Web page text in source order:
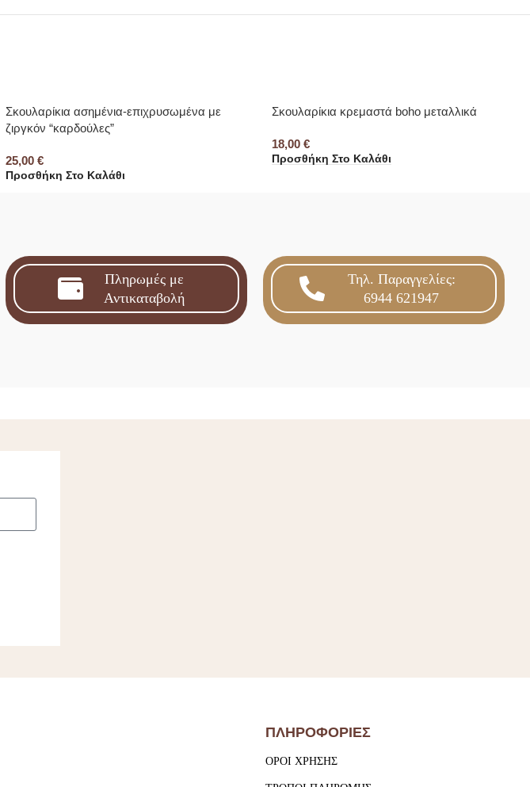
Σκουλαρίκια ασημένια-επιχρυσωμένα με
ζιργκόν “καρδούλες”
25,00 €
Προσθήκη Στο Καλάθι
Σκουλαρίκια κρεμαστά boho μεταλλικά
18,00 €
Προσθήκη Στο Καλάθι
Πληρωμές με
Αντικαταβολή
Τηλ. Παραγγελίες:
6944 621947
ΠΛΗΡΟΦΟΡΙΕΣ
ΟΡΟΙ ΧΡΗΣΗΣ